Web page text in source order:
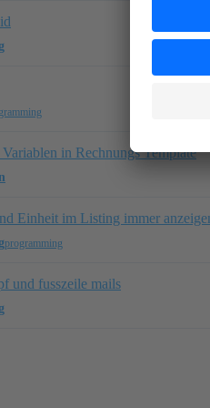
in Rechnungs Template
Einheit im Listing immer
programming
und fusszeile mails